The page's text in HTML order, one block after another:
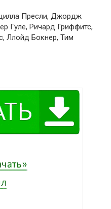
Пресли, Джордж
Гуле, Ричард Гриффитс,
Ллойд Бокнер, Тим